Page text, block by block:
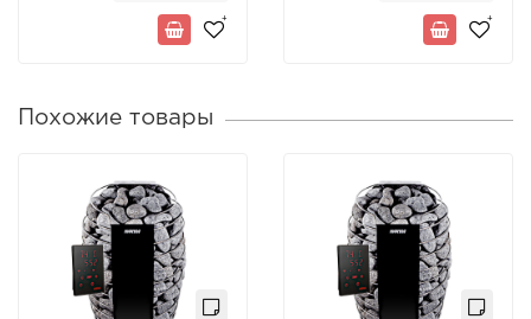
Похожие товары